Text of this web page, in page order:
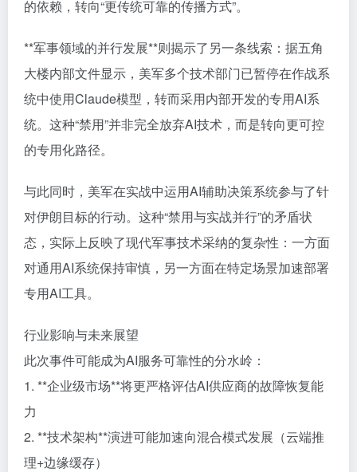
的依赖，转向“更传统可靠的传播方式”。
**军事领域的并行发展**则揭示了另一条线索：据五角
大楼内部文件显示，美军多个技术部门已暂停在作战系
统中使用Claude模型，转而采用内部开发的专用AI系
统。这种“禁用”并非完全放弃AI技术，而是转向更可控
的专用化路径。
与此同时，美军在实战中运用AI辅助决策系统参与了针
对伊朗目标的行动。这种“禁用与实战并行”的矛盾状
态，实际上反映了现代军事技术采纳的复杂性：一方面
对通用AI系统保持审慎，另一方面在特定场景加速部署
专用AI工具。
行业影响与未来展望
此次事件可能成为AI服务可靠性的分水岭：
1. **企业级市场**将更严格评估AI供应商的故障恢复能
力
2. **技术架构**演进可能加速向混合模式发展（云端推
理+边缘缓存）